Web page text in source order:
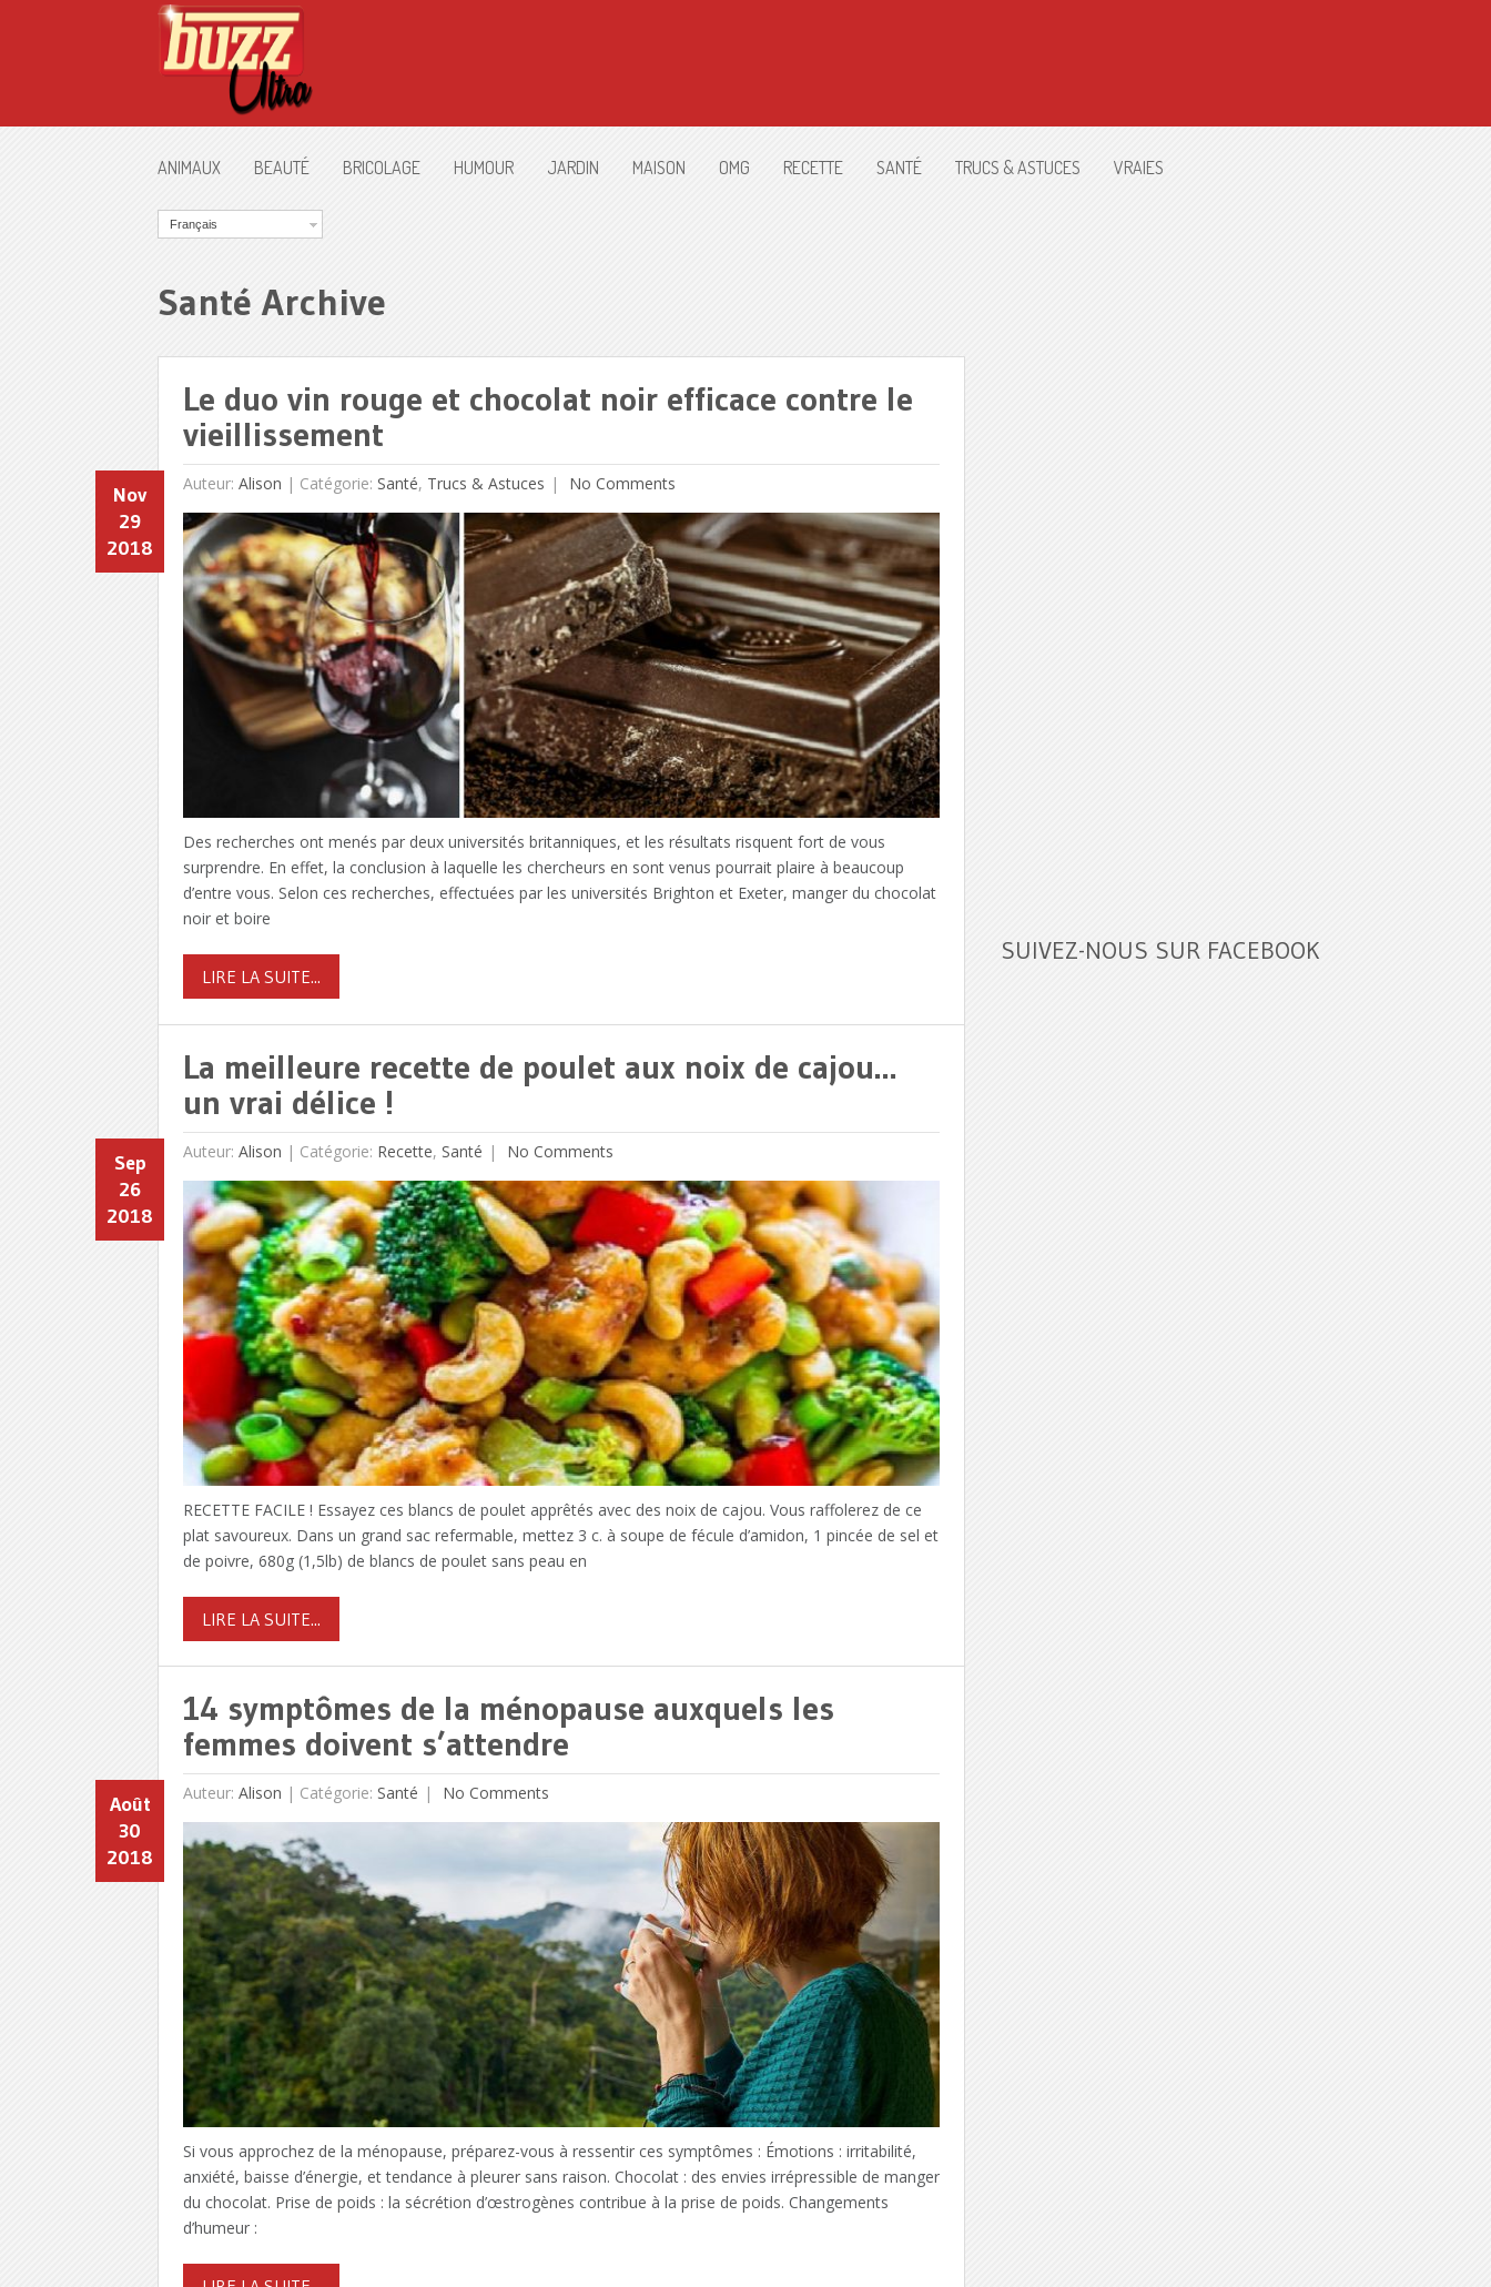
ANIMAUX BEAUTÉ BRICOLAGE HUMOUR JARDIN MAISON OMG RECETTE SANTÉ TRUCS & ASTUCES VRAIES
Français
Santé Archive
Le duo vin rouge et chocolat noir efficace contre le
vieillissement
Auteur: Alison |
Nov
29
2018
Catégorie: Santé, Trucs & Astuces No Comments
Des recherches ont menés par deux universités britanniques, et les résultats risquent fort de vous
surprendre. En effet, la conclusion à laquelle les chercheurs en sont venus pourrait plaire à beaucoup
d’entre vous. Selon ces recherches, effectuées par les universités Brighton et Exeter, manger du chocolat
noir et boire
LIRE LA SUITE...
La meilleure recette de poulet aux noix de cajou…
un vrai délice !
Auteur: Alison |
Sep
26
2018
Catégorie: Recette, Santé No Comments
RECETTE FACILE ! Essayez ces blancs de poulet apprêtés avec des noix de cajou. Vous raffolerez de ce
plat savoureux. Dans un grand sac refermable, mettez 3 c. à soupe de fécule d’amidon, 1 pincée de sel et
de poivre, 680g (1,5lb) de blancs de poulet sans peau en
LIRE LA SUITE...
14 symptômes de la ménopause auxquels les
femmes doivent s’attendre
Auteur: Alison |
Août
30
2018
Catégorie: Santé No Comments
Si vous approchez de la ménopause, préparez-vous à ressentir ces symptômes : Émotions : irritabilité,
anxiété, baisse d’énergie, et tendance à pleurer sans raison. Chocolat : des envies irrépressible de manger
du chocolat. Prise de poids : la sécrétion d’œstrogènes contribue à la prise de poids. Changements
d’humeur :
SUIVEZ-NOUS SUR FACEBOOK